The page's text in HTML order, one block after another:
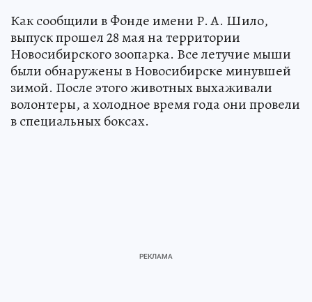
Как сообщили в Фонде имени Р. А. Шило,
выпуск прошел 28 мая на территории
Новосибирского зоопарка. Все летучие мыши
были обнаружены в Новосибирске минувшей
зимой. После этого животных выхаживали
волонтеры, а холодное время года они провели
в специальных боксах.